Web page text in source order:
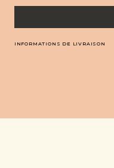
INFORMATIONS DE LIVRAISON